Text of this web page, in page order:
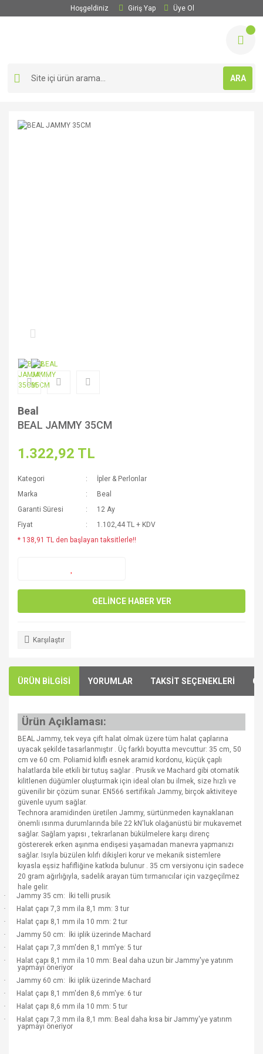
Hoşgeldiniz Giriş Yap Üye Ol
ARA
Beal
BEAL JAMMY 35CM
1.322,92 TL
Kategori
İpler & Perlonlar
Marka
Beal
Garanti Süresi
12 Ay
Fiyat
1.102,44 TL + KDV
* 138,91 TL den başlayan taksitlerle!!
GELİNCE HABER VER
Karşılaştır
ÜRÜN BİLGİSİ YORUMLAR TAKSİT SEÇENEKLERİ
Ürün Açıklaması:
BEAL Jammy, tek veya çift halat olmak üzere tüm halat çaplarına
uyacak şekilde tasarlanmıştır . Üç farklı boyutta mevcuttur: 35 cm, 50
cm ve 60 cm. Poliamid kılıflı esnek aramid kordonu, küçük çaplı
halatlarda bile etkili bir tutuş sağlar . Prusik ve Machard gibi otomatik
kilitlenen düğümler oluşturmak için ideal olan bu ilmek, size hızlı ve
güvenilir bir çözüm sunar. EN566 sertifikalı Jammy, birçok aktiviteye
güvenle uyum sağlar.
Technora aramidinden üretilen Jammy, sürtünmeden kaynaklanan
önemli ısınma durumlarında bile 22 kN'luk olağanüstü bir mukavemet
sağlar. Sağlam yapısı , tekrarlanan bükülmelere karşı direnç
göstererek erken aşınma endişesi yaşamadan manevra yapmanızı
sağlar. Isıyla büzülen kılıfı dikişleri korur ve mekanik sistemlere
kıyasla eşsiz hafifliğine katkıda bulunur . 35 cm versiyonu için sadece
20 gram ağırlığıyla, sadelik arayan tüm tırmanıcılar için vazgeçilmez
hale gelir.
·
Jammy 35 cm: İki telli prusik
·
Halat çapı 7,3 mm ila 8,1 mm: 3 tur
·
Halat çapı 8,1 mm ila 10 mm: 2 tur
·
Jammy 50 cm: İki iplik üzerinde Machard
·
Halat çapı 7,3 mm'den 8,1 mm'ye: 5 tur
·
Halat çapı 8,1 mm ila 10 mm: Beal daha uzun bir Jammy'ye yatırım
yapmayı öneriyor
·
Jammy 60 cm: İki iplik üzerinde Machard
·
Halat çapı 8,1 mm'den 8,6 mm'ye: 6 tur
·
Halat çapı 8,6 mm ila 10 mm: 5 tur
·
Halat çapı 7,3 mm ila 8,1 mm: Beal daha kısa bir Jammy'ye yatırım
yapmayı öneriyor